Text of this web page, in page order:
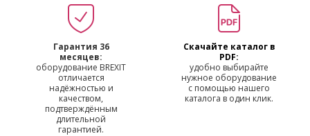
Гарантия 36
месяцев:
оборудование BREXIT
отличается
надёжностью и
качеством,
подтверждённым
длительной
гарантией.
Скачайте каталог в
PDF:
удобно выбирайте
нужное оборудование
с помощью нашего
каталога в один клик.